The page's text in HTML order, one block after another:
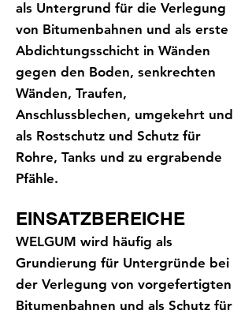
als Untergrund für die Verlegung
von Bitumenbahnen und als erste
Abdichtungsschicht in Wänden
gegen den Boden, senkrechten
Wänden, Traufen,
Anschlussblechen, umgekehrt und
als Rostschutz und Schutz für
Rohre, Tanks und zu ergrabende
Pfähle.
EINSATZBEREICHE
WELGUM wird häufig als
Grundierung für Untergründe bei
der Verlegung von vorgefertigten
Bitumenbahnen und als Schutz für